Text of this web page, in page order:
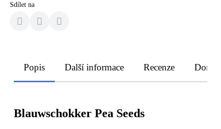
Sdílet na
Popis Další informace Recenze
Blauwschokker Pea Seeds